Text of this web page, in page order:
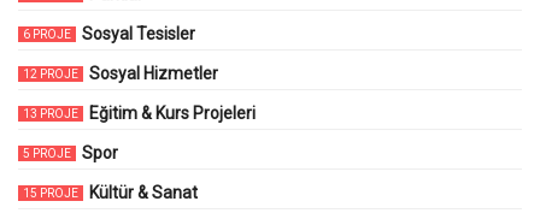
Karabüklüler Günü Sefo ve Hakan Peker
Konserleriyle Kutlanıyor
27.07.2026
Karabük Belediyesi öncülüğünde, şehrin birlik ve beraberlik ruhunu